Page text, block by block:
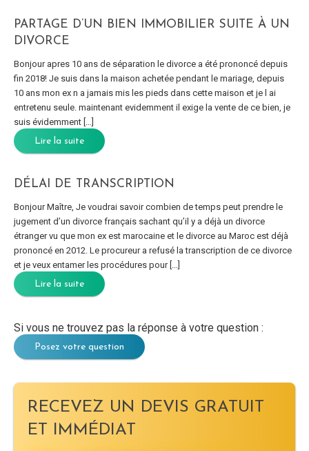
PARTAGE D’UN BIEN IMMOBILIER SUITE À UN
DIVORCE
Bonjour apres 10 ans de séparation le divorce a été prononcé depuis
fin 2018! Je suis dans la maison achetée pendant le mariage, depuis
10 ans mon ex n a jamais mis les pieds dans cette maison et je l ai
entretenu seule. maintenant evidemment il exige la vente de ce bien, je
suis évidemment […]
Lire la suite
DÉLAI DE TRANSCRIPTION
Bonjour Maître, Je voudrai savoir combien de temps peut prendre le
jugement d’un divorce français sachant qu’il y a déjà un divorce
étranger vu que mon ex est marocaine et le divorce au Maroc est déjà
prononcé en 2012. Le procureur a refusé la transcription de ce divorce
et je veux entamer les procédures pour […]
Lire la suite
Si vous ne trouvez pas la réponse à votre question :
Posez votre question
RECEVEZ UN DEVIS GRATUIT
ET IMMÉDIAT